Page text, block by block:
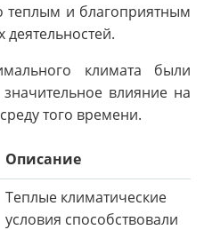
теплым и благоприятным
деятельностей.
климата были
влияние на
того времени.
Описание
Теплые климатические
условия способствовали